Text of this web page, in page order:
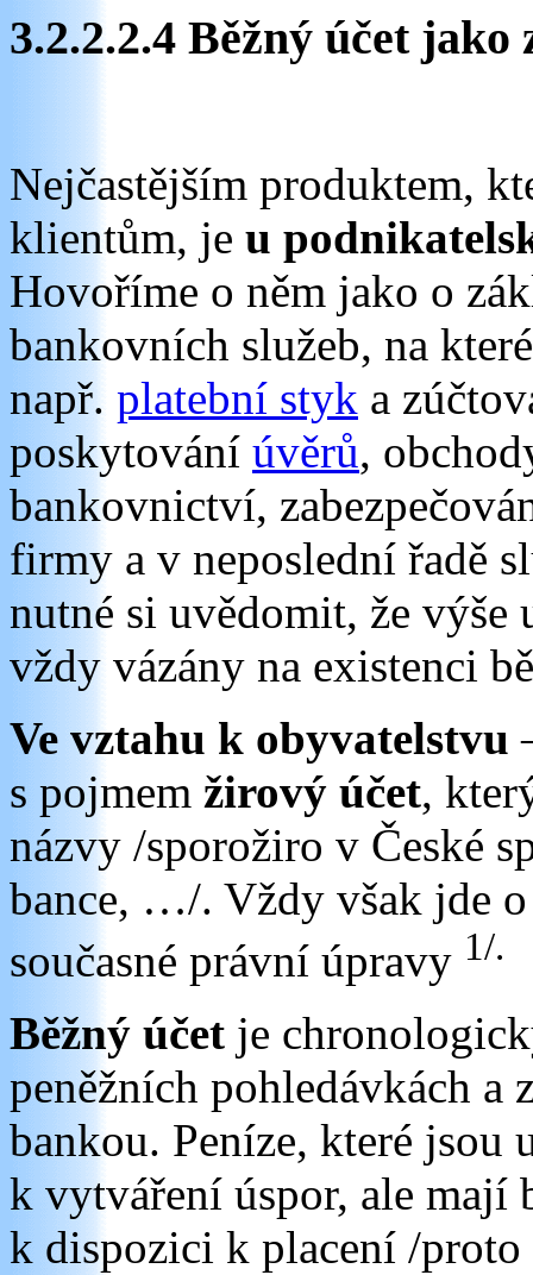
3.2.2.2.4 Běžný účet
Nejčastějším produktem,
klientům, je u
Hovoříme o něm jako o
bankovních služeb, na
např. platební styk a
poskytování úvěrů,
bankovnictví,
firmy a v neposlední řadě
nutné si uvědomit, že výše
vždy vázány na existenci
Ve vztahu k obyvatelstvu
s pojmem žirový účet,
názvy /sporožiro v České
bance, …/. Vždy však jde
současné právní úpravy 1/.
Běžný účet je
peněžních pohledávkách a
bankou. Peníze, které jsou
k vytváření úspor, ale
k dispozici k placení /proto